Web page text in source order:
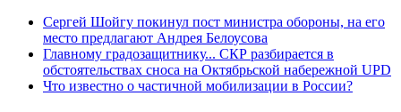
Сергей Шойгу покинул пост министра обороны, на его
место предлагают Андрея Белоусова
Главному градозащитнику... СКР разбирается в
обстоятельствах сноса на Октябрьской набережной UPD
Что известно о частичной мобилизации в России?